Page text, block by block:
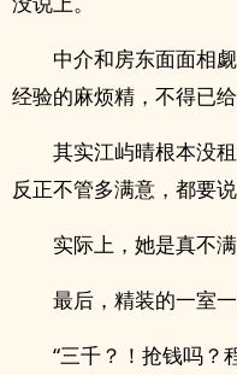
中介和房东面面相
经验的麻烦精，不得已给
其实江屿晴根本没
反正不管多满意，都要说
实际上，她是真不满
最后，精装的一室
“三千？！抢钱吗？